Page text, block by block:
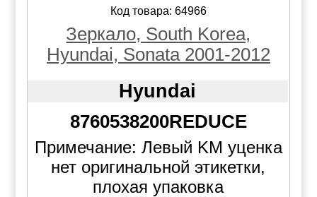
Код товара: 64966
Зеркало, South Korea,
Hyundai, Sonata 2001-2012
Hyundai
8760538200REDUCE
Примечание: Левый KM уценка
нет оригинальной этикетки,
плохая упаковка